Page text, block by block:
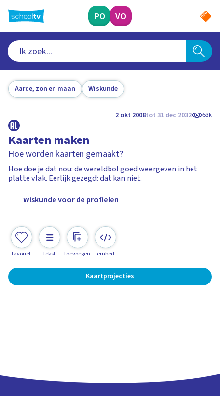
naar
hoofdinhoud
PO VO
Aarde, zon en maan Wiskunde
2 okt 2008tot 31 dec 2032 53k
Kaarten maken
Hoe worden kaarten gemaakt?
Hoe doe je dat nou: de wereldbol goed weergeven in het
platte vlak. Eerlijk gezegd: dat kan niet.
Wiskunde voor de profielen
favoriet tekst toevoegen embed
Kaartprojecties